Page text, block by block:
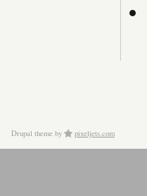
Drupal theme by pixeljets.com